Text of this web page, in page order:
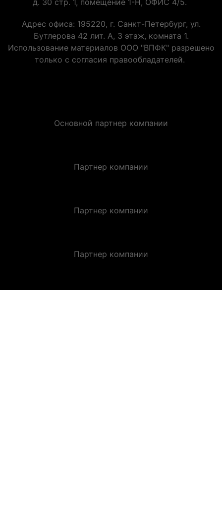
д. 30 стр. 1, помещение 1-Н, ОФИС 4/5.
Адрес офиса: 195220, г. Санкт-Петербург, ул.
Бутлерова 42 лит. А, 3 этаж, комната 1.
Использование материалов ООО "ВПФК" разрешено
только с согласия правообладателей.
Основной партнер компании
Партнер компании
Партнер компании
Партнер компании
ЗАКАЗАТЬ ЗВОНОК.